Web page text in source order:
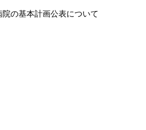
院の基本計画公表について